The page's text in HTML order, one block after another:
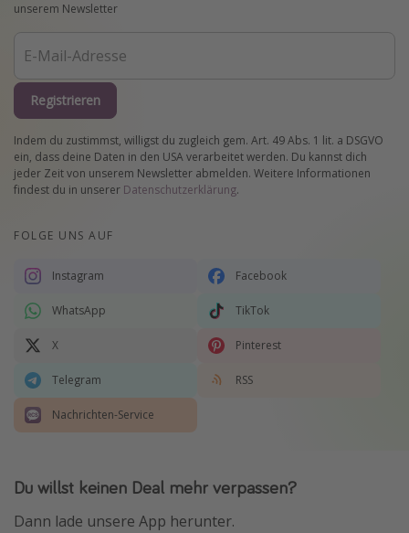
unserem Newsletter
Registrieren
Indem du zustimmst, willigst du zugleich gem. Art. 49 Abs. 1 lit. a DSGVO
ein, dass deine Daten in den USA verarbeitet werden. Du kannst dich
jeder Zeit von unserem Newsletter abmelden. Weitere Informationen
findest du in unserer Datenschutzerklärung.
FOLGE UNS AUF
Instagram Facebook
WhatsApp TikTok
X Pinterest
Telegram RSS
Nachrichten-Service
Du willst keinen Deal mehr verpassen?
Dann lade unsere App herunter.